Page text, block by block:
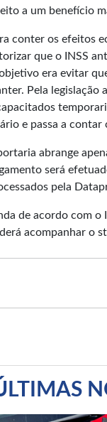
a um benefício
conter os efeitos
que o INSS
era evitar
Pela legislação
e passa a
abrange
será
pela
de acordo com o
acompanhar o